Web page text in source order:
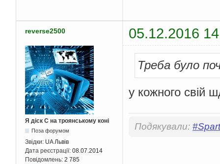
reverse2500 05.12.2016
Я діск С на троянському коні
Поза форумом
Звідки: UA Львів
Дата реєстрації: 08.07.2014
Повідомлень: 2 785
Треба було
у кожного свій
Подякували: